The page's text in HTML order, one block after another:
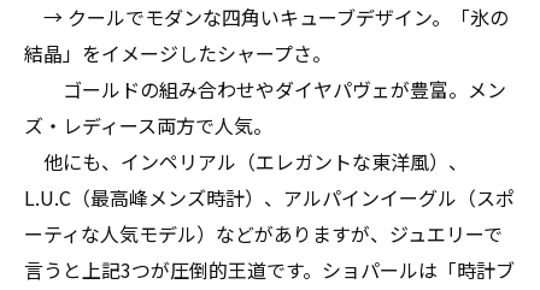
→ クールでモダンな四角いキューブデザイン。「氷の
結晶」をイメージしたシャープさ。
ゴールドの組み合わせやダイヤパヴェが豊富。メン
ズ・レディース両方で人気。
他にも、インペリアル（エレガントな東洋風）、
L.U.C（最高峰メンズ時計）、アルパインイーグル（スポ
ーティな人気モデル）などがありますが、ジュエリーで
言うと上記3つが圧倒的王道です。ショパールは「時計ブ